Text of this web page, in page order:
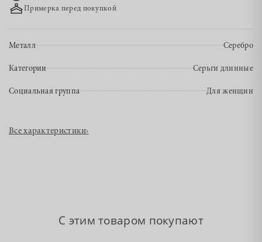
Примерка перед покупкой
Металл Серебро
Категории Серьги длинные
Социальная группа Для женщин
Все характеристики›
С этим товаром покупают